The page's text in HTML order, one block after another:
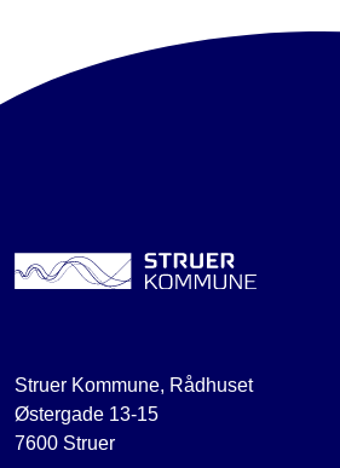
Struer Kommune, Rådhuset
Østergade 13-15
7600 Struer